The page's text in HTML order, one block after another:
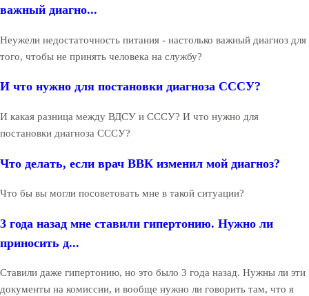
важный диагно...
Неужели недостаточность питания - настолько важный диагноз для
того, чтобы не принять человека на службу?
И что нужно для постановки диагноза СССУ?
И какая разница между ВДСУ и СССУ? И что нужно для
постановки диагноза СССУ?
Что делать, если врач ВВК изменил мой диагноз?
Что бы вы могли посоветовать мне в такой ситуации?
3 года назад мне ставили гипертонию. Нужно ли
приносить д...
Ставили даже гипертонию, но это было 3 года назад. Нужны ли эти
документы на комиссии, и вообще нужно ли говорить там, что я